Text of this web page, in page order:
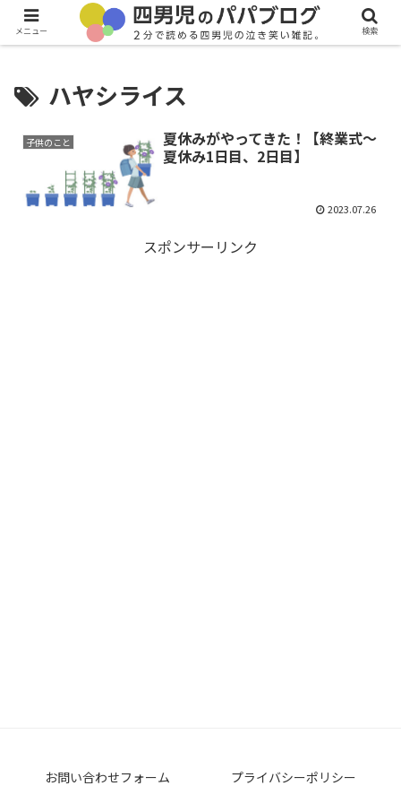
ハヤシライス
子供のこと
夏休みがやってきた！【終業式～
夏休み1日目、2日目】
2023.07.26
スポンサーリンク
お問い合わせフォーム プライバシーポリシー
メニュー 検索